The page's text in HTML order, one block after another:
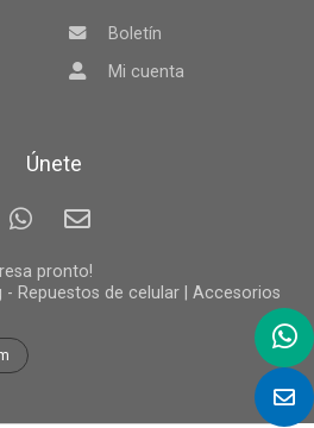
Boletín
Mi cuenta
Únete
pronto!
- Repuestos de celular | Accesorios